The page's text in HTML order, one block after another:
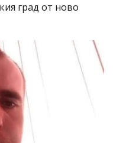
град от ново